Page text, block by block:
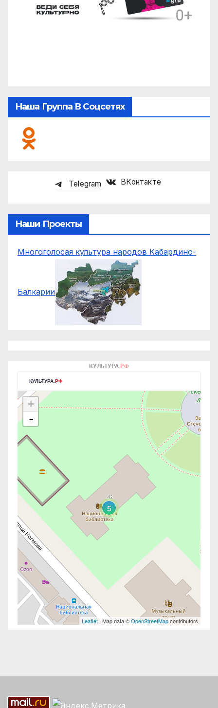
Наша Группа В Соцсетях
Telegram ВКонтакте
Наши Проекты
Многоголосая культура народов Кабардино-
Балкарии